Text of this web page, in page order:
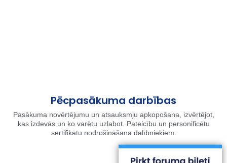
Pēcpasākuma darbības
Pasākuma novērtējumu un atsauksmju apkopošana, izvērtējot,
kas izdevās un ko varētu uzlabot. Pateicību un personificētu
sertifikātu nodrošināšana dalībniekiem.